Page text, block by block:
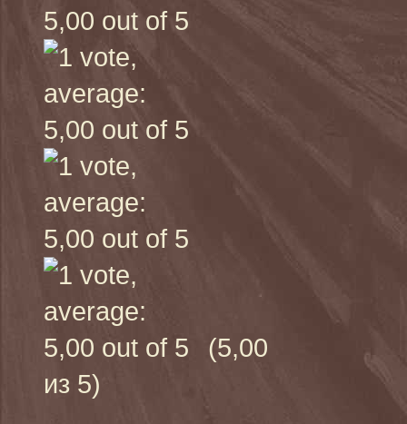
(5,00
из 5)